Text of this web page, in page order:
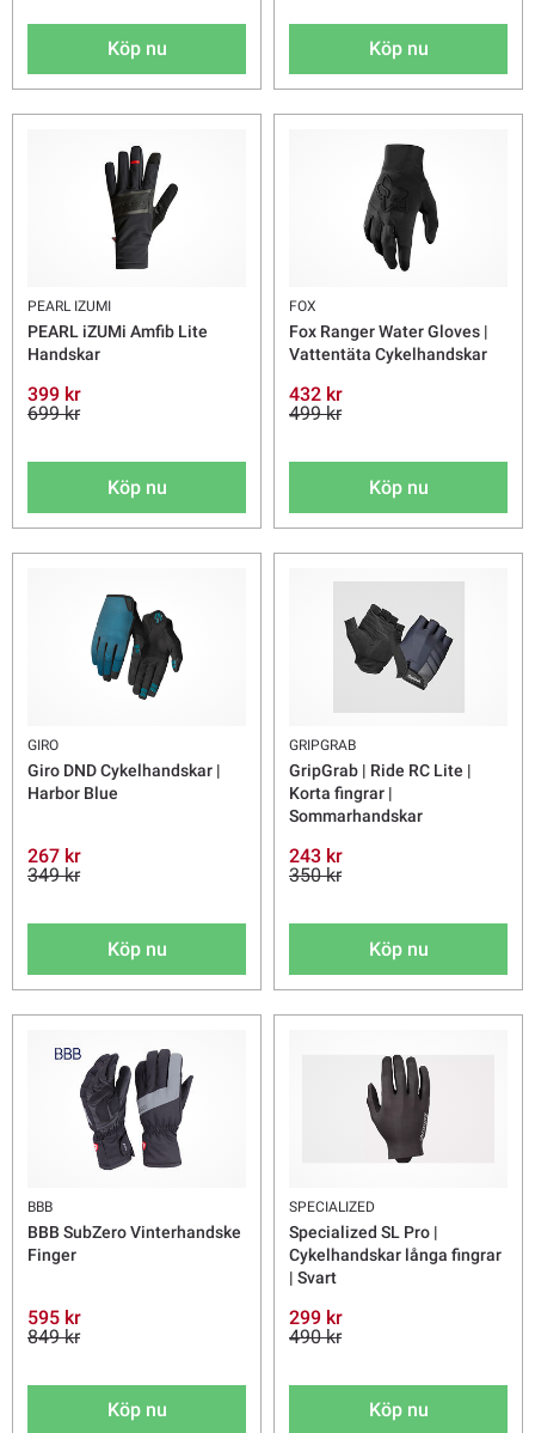
Köp nu Köp nu
PEARL IZUMI
PEARL iZUMi Amfib Lite
Handskar
399 kr
699 kr
Köp nu
FOX
Fox Ranger Water Gloves |
Vattentäta Cykelhandskar
432 kr
499 kr
Köp nu
GIRO
Giro DND Cykelhandskar |
Harbor Blue
267 kr
349 kr
Köp nu
GRIPGRAB
GripGrab | Ride RC Lite |
Korta fingrar |
Sommarhandskar
243 kr
350 kr
Köp nu
BBB
BBB SubZero Vinterhandske
Finger
595 kr
849 kr
Köp nu
SPECIALIZED
Specialized SL Pro |
Cykelhandskar långa fingrar
| Svart
299 kr
490 kr
Köp nu